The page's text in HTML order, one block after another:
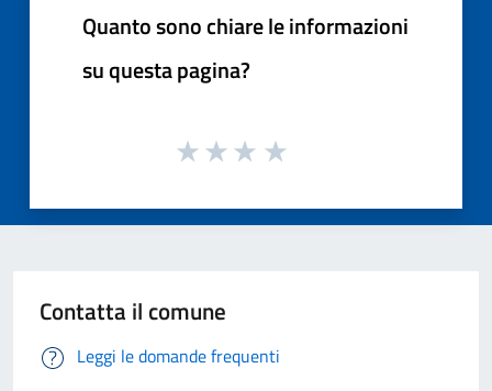
Quanto sono chiare le informazioni
su questa pagina?
Contatta il comune
Leggi le domande frequenti